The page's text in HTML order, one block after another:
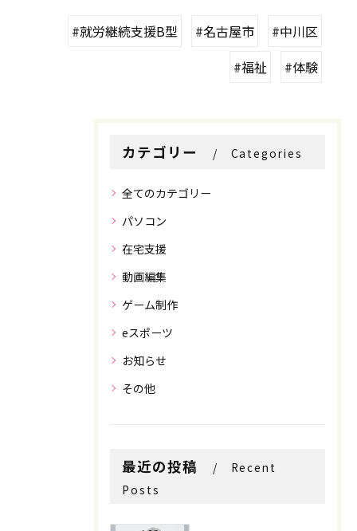
#就労継続支援B型 #名古屋市
#中川区
#福祉
#体験
カテゴリー Categories
全てのカテゴリー
パソコン
在宅支援
動画編集
ゲーム制作
eスポーツ
お知らせ
その他
最近の投稿
Recent
Posts